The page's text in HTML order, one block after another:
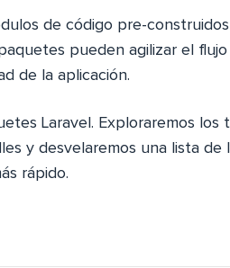
de código pre-
pueden agilizar el
de la aplicación.
Laravel. Exploraremos los
y desvelaremos una lista de
rápido.